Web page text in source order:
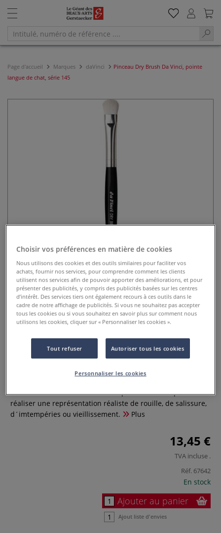
Page d'accueil Marques daVinci
Pinceau Dry Brush Da Vinci, pointe
langue de chat, série 145
Pinceau Dry Brush Da Vinci,
0 Commentaires
Le pinceau da Vinci DRY BRUSH, pointe langue de chat, série
Les modélistes utilisent la technique DRY BRUSH pour
réaliser une représentation réaliste de rouille, de salissure,
d´imtempéries ou vieillissement.
Plus
13,45 €
TVA incluse .
Réf. 67642
En stock
Ajouter au panier
Ajout liste d'envies
Choisir vos préférences en matière de cookies
Nous utilisons des cookies et des outils similaires pour faciliter vos
achats, fournir nos services, pour comprendre comment les clients
utilisent nos services afin de pouvoir apporter des améliorations, et pour
présenter des publicités, y compris des publicités basées sur les centres
d’intérêt. Des services tiers ont également recours à ces outils dans le
cadre de notre affichage de publicités. Si vous ne souhaitez pas accepter
tous les cookies ou si vous souhaitez en savoir plus sur comment nous
utilisons les cookies, cliquer sur « Personnaliser les cookies ».
Tout refuser Autoriser tous les cookies
Personnaliser les cookies